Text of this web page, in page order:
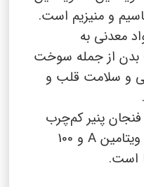
و منیزیم است.
معدنی به
بدن از جمله سوخت
و سلامت قلب و
پنیر کم‌چرب
A
و 100
است.